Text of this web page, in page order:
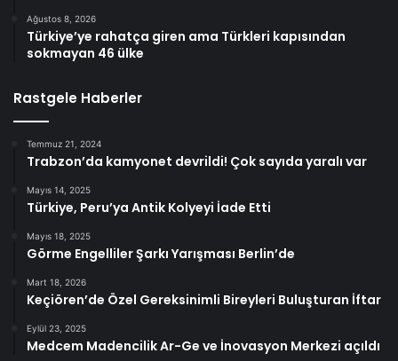
Ağustos 8, 2026
Türkiye’ye rahatça giren ama Türkleri kapısından
sokmayan 46 ülke
Rastgele Haberler
Temmuz 21, 2024
Trabzon’da kamyonet devrildi! Çok sayıda yaralı var
Mayıs 14, 2025
Türkiye, Peru’ya Antik Kolyeyi İade Etti
Mayıs 18, 2025
Görme Engelliler Şarkı Yarışması Berlin’de
Mart 18, 2026
Keçiören’de Özel Gereksinimli Bireyleri Buluşturan İftar
Eylül 23, 2025
Medcem Madencilik Ar-Ge ve İnovasyon Merkezi açıldı